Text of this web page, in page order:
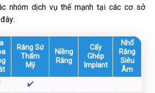
nhóm dịch vụ thế mạnh tại các cơ sở
Răng Sứ
Thẩm
Mỹ
Niềng
Răng
Cấy
Ghép
Implant
Nhổ
Răng
Siêu
Âm
✔️